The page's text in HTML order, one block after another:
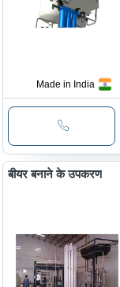
Made in India
बीयर बनाने के उपकरण